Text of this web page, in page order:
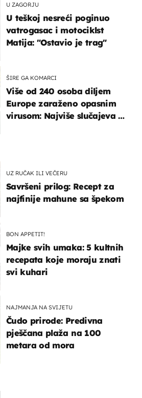
U ZAGORJU
U teškoj nesreći poginuo
vatrogasac i motociklst
Matija: "Ostavio je trag"
ŠIRE GA KOMARCI
Više od 240 osoba diljem
Europe zaraženo opasnim
virusom: Najviše slučajeva u
UZ RUČAK ILI VEČERU
Savršeni prilog: Recept za
najfinije mahune sa špekom
BON APPETIT!
Majke svih umaka: 5 kultnih
recepata koje moraju znati
svi kuhari
NAJMANJA NA SVIJETU
Čudo prirode: Predivna
pješčana plaža na 100
metara od mora